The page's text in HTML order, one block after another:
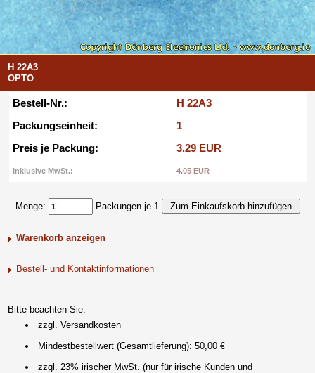
H 22A3
OPTO
Bestell-Nr.:
H 22A3
Packungseinheit:
1
Preis je Packung:
3.29 EUR
Inklusive MwSt.: 4.05 EUR
Menge: Packungen je 1
Warenkorb anzeigen
Bestell- und Kontaktinformationen
Bitte beachten Sie:
zzgl. Versandkosten
Mindestbestellwert (Gesamtlieferung): 50,00 €
zzgl. 23% irischer MwSt. (nur für irische Kunden und